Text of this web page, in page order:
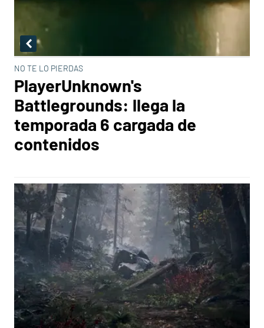
NO TE LO PIERDAS
PlayerUnknown's
Battlegrounds: llega la
temporada 6 cargada de
contenidos